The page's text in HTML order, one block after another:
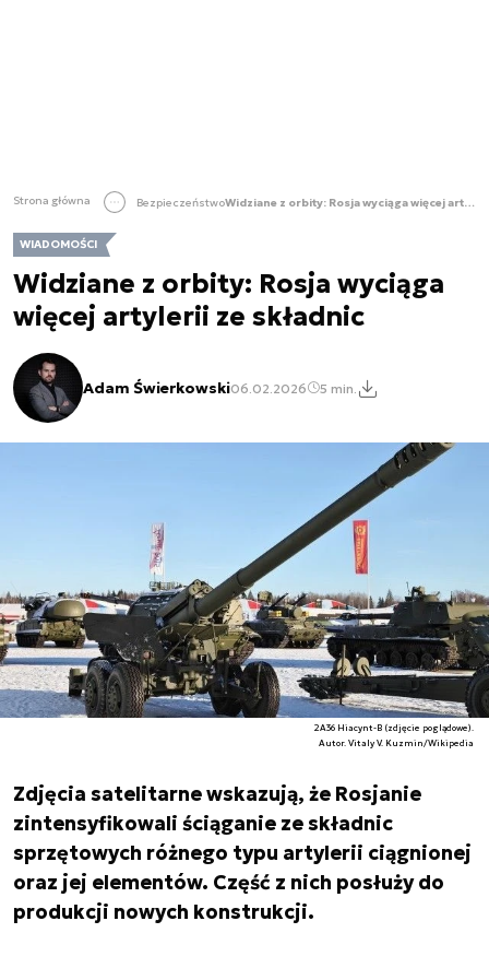
Strona główna Bezpieczeństwo Widziane z orbity: Rosja wyciąga więcej artylerii ze składnic
WIADOMOŚCI
Widziane z orbity: Rosja wyciąga
więcej artylerii ze składnic
Adam Świerkowski06.02.2026 5 min.
2A36 Hiacynt-B (zdjęcie poglądowe).
Autor. Vitaly V. Kuzmin/Wikipedia
Zdjęcia satelitarne wskazują, że Rosjanie
zintensyfikowali ściąganie ze składnic
sprzętowych różnego typu artylerii ciągnionej
oraz jej elementów. Część z nich posłuży do
produkcji nowych konstrukcji.